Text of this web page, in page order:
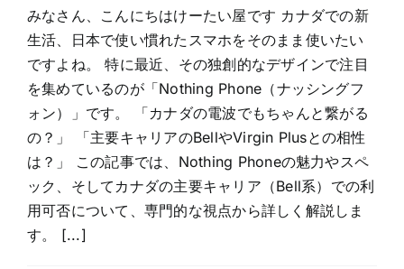
みなさん、こんにちはけーたい屋です カナダでの新
生活、日本で使い慣れたスマホをそのまま使いたい
ですよね。 特に最近、その独創的なデザインで注目
を集めているのが「Nothing Phone（ナッシングフ
ォン）」です。 「カナダの電波でもちゃんと繋がる
の？」 「主要キャリアのBellやVirgin Plusとの相性
は？」 この記事では、Nothing Phoneの魅力やスペ
ック、そしてカナダの主要キャリア（Bell系）での利
用可否について、専門的な視点から詳しく解説しま
す。 [...]